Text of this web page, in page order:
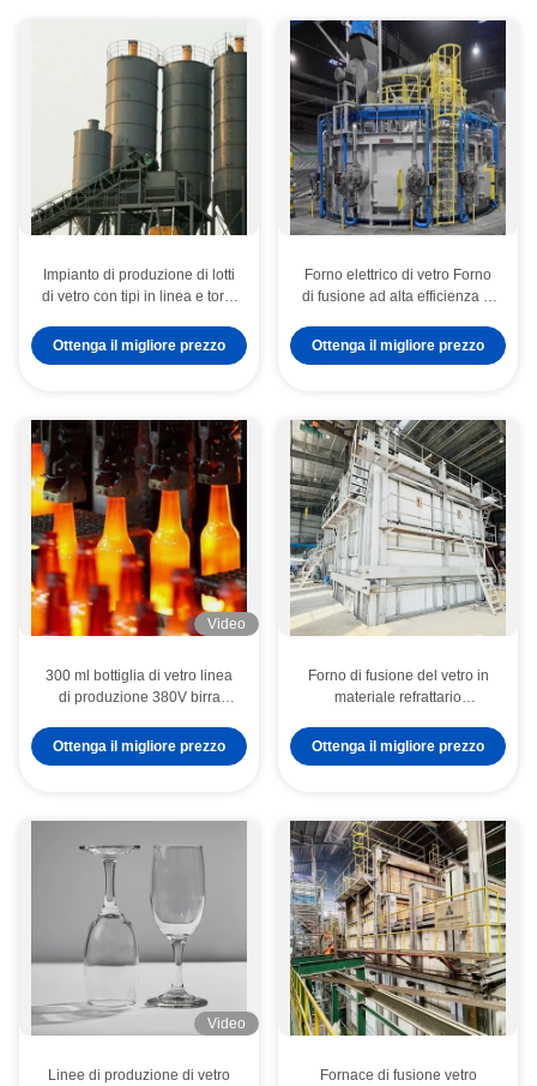
Impianto di produzione di lotti
di vetro con tipi in linea e torre
prime
Ottenga il migliore prezzo
Forno elettrico di vetro Forno
di fusione ad alta efficienza di
Ottenga il migliore prezzo
Video
300 ml bottiglia di vetro linea
di produzione 380V birra
formazione
Ottenga il migliore prezzo
Forno di fusione del vetro in
materiale refrattario
automatico
Ottenga il migliore prezzo
Video
Linee di produzione di vetro
Fornace di fusione vetro